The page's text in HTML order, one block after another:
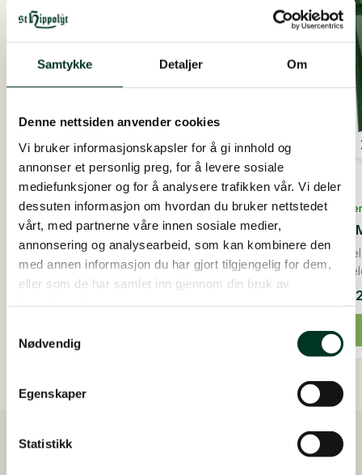
Samtykke Detaljer Om
Denne nettsiden anvender cookies
Vi bruker informasjonskapsler for å gi innhold og
annonser et personlig preg, for å levere sosiale
mediefunksjoner og for å analysere trafikken vår. Vi deler
dessuten informasjon om hvordan du bruker nettstedet
vårt, med partnerne våre innen sosiale medier,
annonsering og analysearbeid, som kan kombinere den
med annen informasjon du har gjort tilgjengelig for dem,
eller som de har samlet inn gjennom din bruk av
Nødvendig
Egenskaper
Statistikk
På lager
Lavglykemisk energifôr som pellets spesielt v...
Muscle Rice, 25 kg
995,00NOK
25
kg
På lager
Gold
flere
kan
Rask levering